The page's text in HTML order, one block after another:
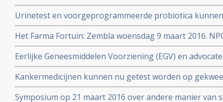
genezend medicijn voor hepatitis-C
Urinetest en voorgeprogrammeerde probiotica
stadium opsporen volgens prof. dr. Sangeeta Bhatia
Het Farma Fortuin: Zembla woensdag 9 maart 2016.
medicijnen zo duur zijn en wie er allemaal aan
Eerlijke Geneesmiddelen Voorziening (EGV) en
zeer dubieuze rol door belangenverstrengeling in
dure medicijnen
Kankermedicijnen kunnen nu getest worden op
welke het beste aanslaat. Zie Hans Clevers met mooie
Symposium op 21 maart 2016 over andere manier van